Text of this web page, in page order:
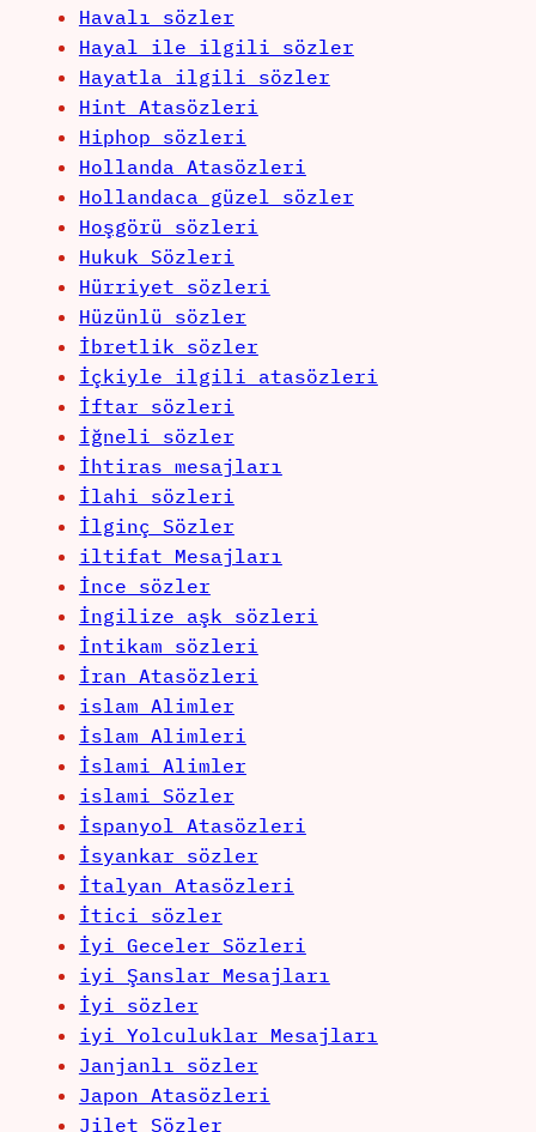
Havalı sözler
Hayal ile ilgili sözler
Hayatla ilgili sözler
Hint Atasözleri
Hiphop sözleri
Hollanda Atasözleri
Hollandaca güzel sözler
Hoşgörü sözleri
Hukuk Sözleri
Hürriyet sözleri
Hüzünlü sözler
İbretlik sözler
İçkiyle ilgili atasözleri
İftar sözleri
İğneli sözler
İhtiras mesajları
İlahi sözleri
İlginç Sözler
iltifat Mesajları
İnce sözler
İngilize aşk sözleri
İntikam sözleri
İran Atasözleri
islam Alimler
İslam Alimleri
İslami Alimler
islami Sözler
İspanyol Atasözleri
İsyankar sözler
İtalyan Atasözleri
İtici sözler
İyi Geceler Sözleri
iyi Şanslar Mesajları
İyi sözler
iyi Yolculuklar Mesajları
Janjanlı sözler
Japon Atasözleri
Jilet Sözler